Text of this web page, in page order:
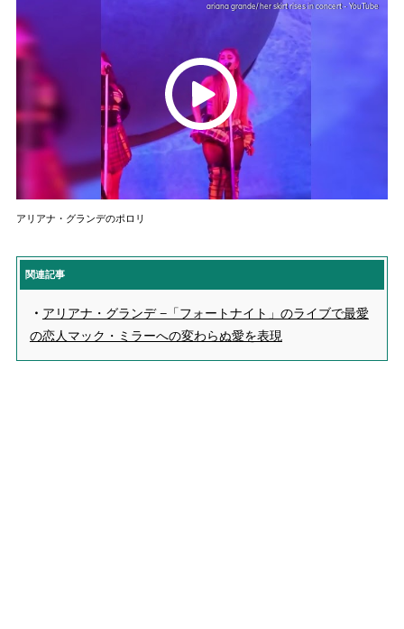
ariana grande/ her skirt rises in concert - YouTube
アリアナ・グランデのポロリ
関連記事
・ アリアナ・グランデ −「フォートナイト」のライブで最愛
の恋人マック・ミラーへの変わらぬ愛を表現